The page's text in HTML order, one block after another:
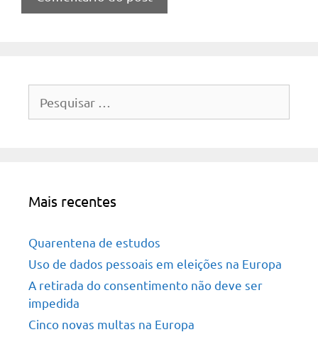
por:
Mais recentes
Quarentena de estudos
Uso de dados pessoais em eleições na Europa
A retirada do consentimento não deve ser
impedida
Cinco novas multas na Europa